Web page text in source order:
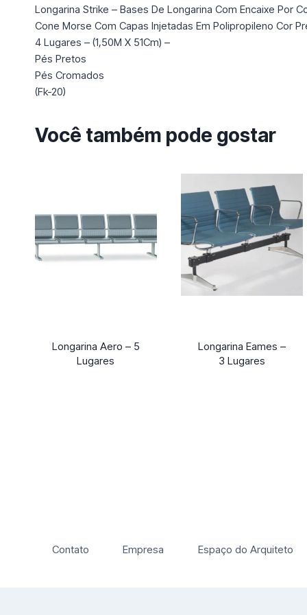
Longarina Strike – Bases De Longarina Com Encaixe Por
Cone Morse Com Capas Injetadas Em Polipropileno Cor
4 Lugares – (1,50M X 51Cm) –
Pés Pretos
Pés Cromados
(Fk-20)
Você também pode gostar
Longarina Aero – 5
Lugares
Longarina Eames –
3 Lugares
Contato Empresa Espaço do Arquiteto